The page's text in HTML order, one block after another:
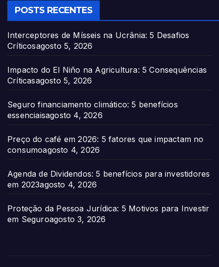
POSTS RECENTES
Interceptores de Mísseis na Ucrânia: 5 Desafios
Críticosagosto 5, 2026
Impacto do El Niño na Agricultura: 5 Consequências
Críticasagosto 5, 2026
Seguro financiamento climático: 5 benefícios
essenciaisagosto 4, 2026
Preço do café em 2026: 5 fatores que impactam no
consumoagosto 4, 2026
Agenda de Dividendos: 5 benefícios para investidores
em 2023agosto 4, 2026
Proteção da Pessoa Jurídica: 5 Motivos para Investir
em Seguroagosto 3, 2026